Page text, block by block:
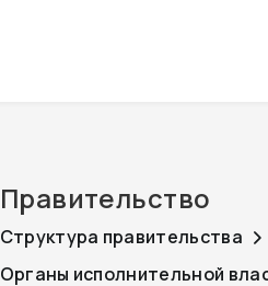
Правительство
Структура правительства
Органы исполнительной